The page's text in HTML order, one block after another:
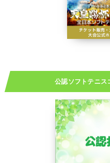
公認ソフトテニス